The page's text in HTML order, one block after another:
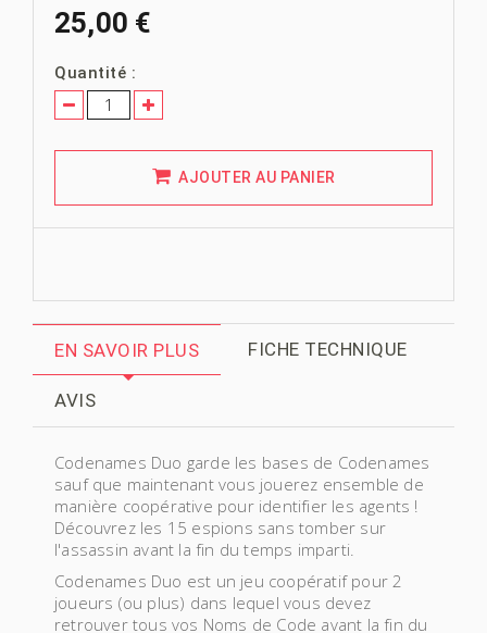
25,00 €
Quantité :
AJOUTER AU PANIER
EN SAVOIR PLUS FICHE TECHNIQUE
AVIS
Codenames Duo garde les bases de Codenames
sauf que maintenant vous jouerez ensemble de
manière coopérative pour identifier les agents !
Découvrez les 15 espions sans tomber sur
l'assassin avant la fin du temps imparti.
Codenames Duo est un jeu coopératif pour 2
joueurs (ou plus) dans lequel vous devez
retrouver tous vos Noms de Code avant la fin du